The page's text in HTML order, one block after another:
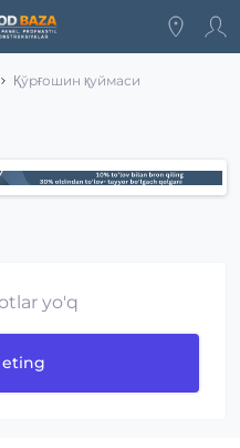
Қўрғошин қуймаси
yo'q
eting